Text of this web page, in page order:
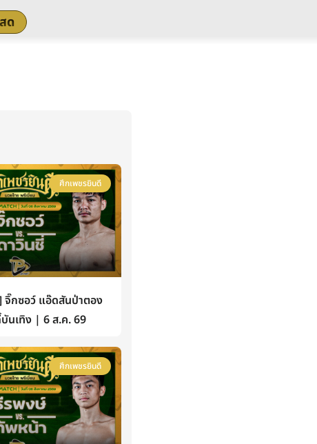
ด
ศึกเพชรยินดี
จิ๊กซอว์ แอ๊ดสันป่าตอง
นเทิง | 6 ส.ค. 69
ศึกเพชรยินดี